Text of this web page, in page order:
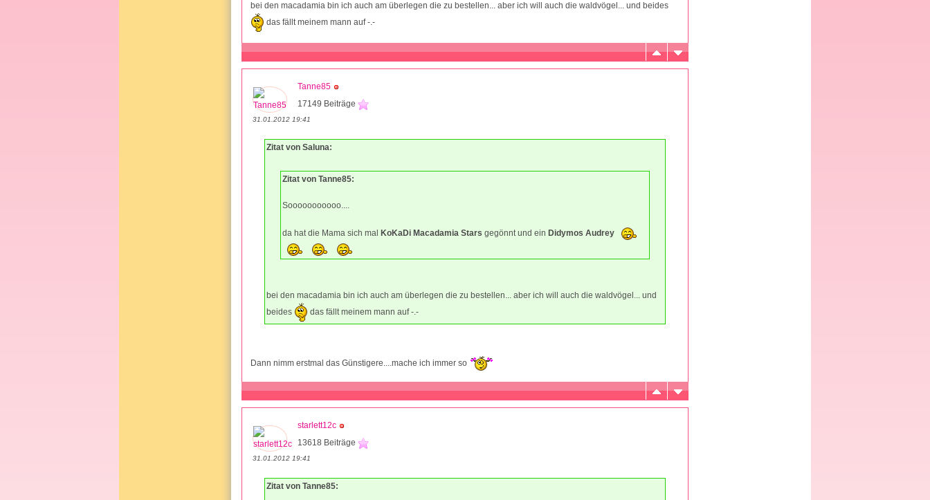
bei den macadamia bin ich auch am überlegen die zu bestellen... aber ich will auch die waldvögel... und beides
das fällt meinem mann auf -.-
Tanne85
17149 Beiträge
31.01.2012 19:41
Zitat von Saluna:
Zitat von Tanne85:
Sooooooooooo....
da hat die Mama sich mal KoKaDi Macadamia Stars gegönnt und ein Didymos Audrey
bei den macadamia bin ich auch am überlegen die zu bestellen... aber ich will auch die waldvögel... und
beides
das fällt meinem mann auf -.-
Dann nimm erstmal das Günstigere....mache ich immer so
starlett12c
13618 Beiträge
31.01.2012 19:41
Zitat von Tanne85: